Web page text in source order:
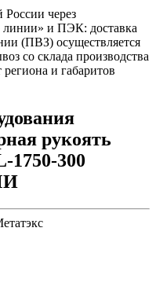
через
и ПЭК: доставка
(ПВЗ) осуществляется
со склада производства
и габаритов